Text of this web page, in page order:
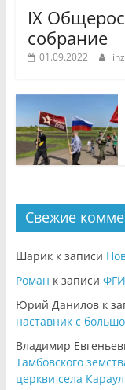
IX
собрание
01.09.2022
Свежие
Шарикк записи
Роман к записи
Юрий Даниловк
наставник с
Владимир
Тамбовского
церкви села Караул